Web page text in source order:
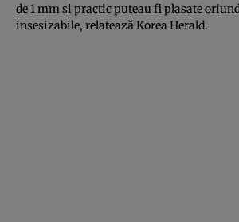
de 1 mm şi practic puteau fi plasate
insesizabile, relatează Korea Herald.